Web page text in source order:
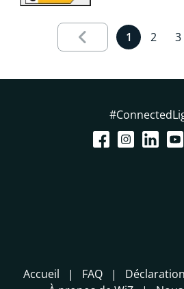
1 2 3
Accueil FAQ